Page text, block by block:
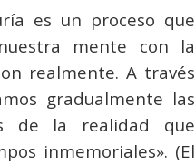
es un proceso que
mente con la
realmente. A través
gradualmente las
de la realidad que
inmemoriales». (El